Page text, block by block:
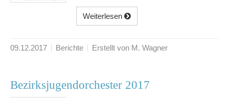
Weiterlesen
09.12.2017 Berichte Erstellt von M. Wagner
Bezirksjugendorchester 2017